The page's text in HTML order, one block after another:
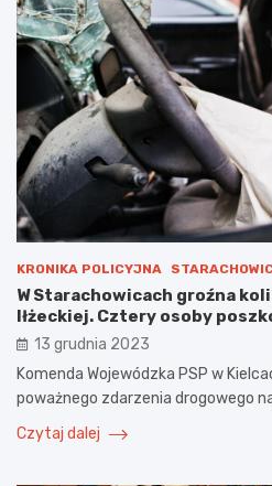
KRONIKA POLICYJNA
W Starachowicach groźna
Iłżeckiej. Cztery osoby
13 grudnia 2023
Komenda Wojewódzka PSP w
poważnego zdarzenia drogowego
Czytaj dalej